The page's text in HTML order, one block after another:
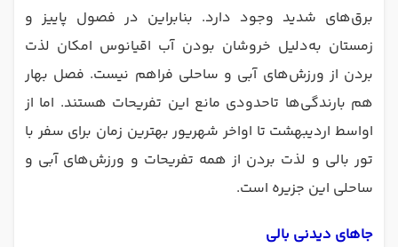
برق‌های شدید وجود دارد. بنابراین در فصول پاییز و
زمستان به‌دلیل خروشان بودن آب اقیانوس امکان لذت
بردن از ورزش‌های آبی و ساحلی فراهم نیست. فصل بهار
هم بارندگی‌ها تاحدودی مانع این تفریحات هستند. اما از
اواسط اردیبهشت تا اواخر شهریور بهترین زمان برای سفر با
تور بالی و لذت بردن از همه تفریحات و ورزش‌های آبی و
ساحلی این جزیره است.
جاهای دیدنی بالی